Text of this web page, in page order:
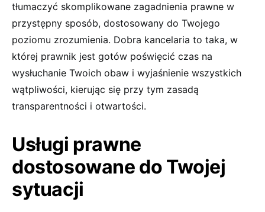
tłumaczyć skomplikowane zagadnienia prawne w
przystępny sposób, dostosowany do Twojego
poziomu zrozumienia. Dobra kancelaria to taka, w
której prawnik jest gotów poświęcić czas na
wysłuchanie Twoich obaw i wyjaśnienie wszystkich
wątpliwości, kierując się przy tym zasadą
transparentności i otwartości.
Usługi prawne
dostosowane do Twojej
sytuacji